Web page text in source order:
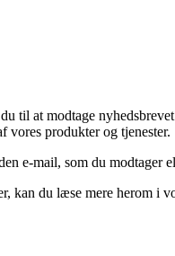
til at modtage
vores produkter og tjenester.
e-mail, som du modtager
kan du læse mere herom i